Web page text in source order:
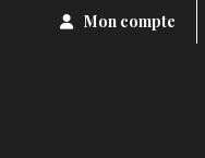
Mon compte